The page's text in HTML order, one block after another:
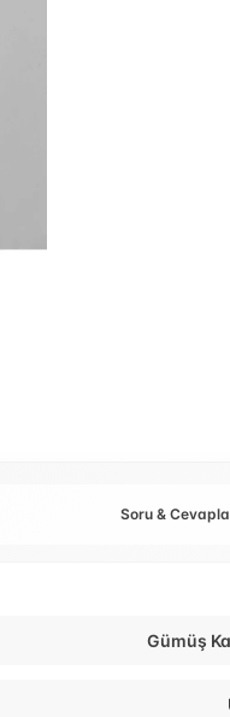
Soru &
Gümüş